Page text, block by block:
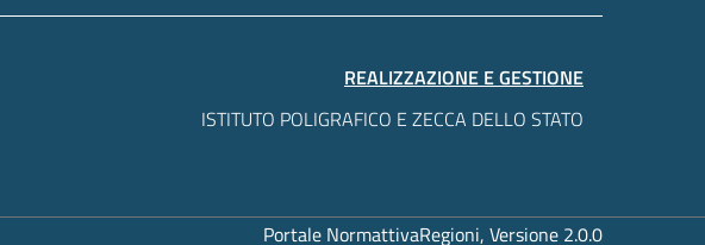
REALIZZAZIONE E GESTIONE
ISTITUTO POLIGRAFICO E ZECCA DELLO STATO
Portale NormattivaRegioni, Versione 2.0.0